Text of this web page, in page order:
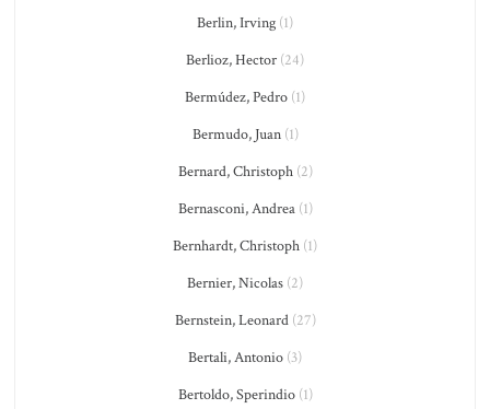
Berlin, Irving (1)
Berlioz, Hector (24)
Bermúdez, Pedro (1)
Bermudo, Juan(1)
Bernard, Christoph(2)
Bernasconi, Andrea(1)
Bernhardt, Christoph (1)
Bernier, Nicolas (2)
Bernstein, Leonard(27)
Bertali, Antonio (3)
Bertoldo, Sperindio(1)